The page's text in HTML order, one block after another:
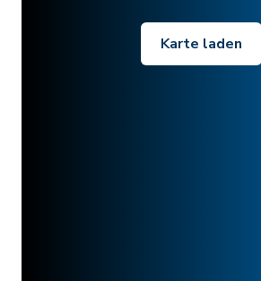
Karte laden